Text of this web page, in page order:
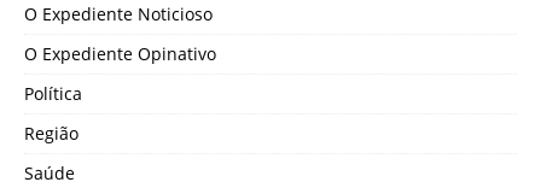
O Expediente Noticioso
O Expediente Opinativo
Política
Região
Saúde